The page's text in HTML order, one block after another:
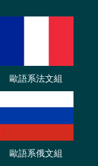
歐語系法文組
歐語系俄文組